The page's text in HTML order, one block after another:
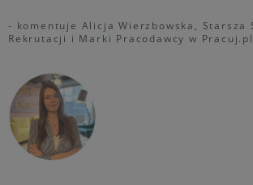
- komentuje Alicja Wierzbowska, Starsza
Rekrutacji i Marki Pracodawcy w